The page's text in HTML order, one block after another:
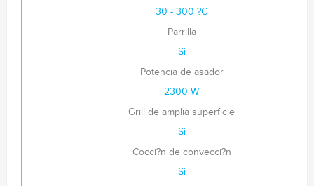
30 - 300 ?C
Parrilla
Si
Potencia de asador
2300 W
Grill de amplia superficie
Si
Cocci?n de convecci?n
Si